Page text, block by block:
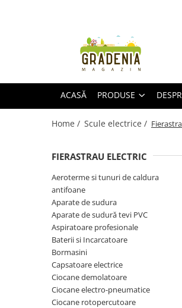
Unelte pentru grădină
Tractorașe de cosit iarba
Masini de tuns iarba
Atomizoare
Freze de zapada
Fierastrau gard viu
Fierastraie telescopice
Dispozitiv de ascutit lant
Masini electrice de tuns oi
Motoburghiu
ACASĂ PRODUSE
Home / Scule electrice /
FIERASTRAU ELECTRIC
Aeroterme si tunuri de caldura
antifoane
Aparate de sudura
Aparate de sudură tevi PVC
Aspiratoare profesionale
Baterii si Incarcatoare
Bormasini
Capsatoare electrice
Ciocane demolatoare
Ciocane electro-pneumatice
Ciocane rotopercutoare